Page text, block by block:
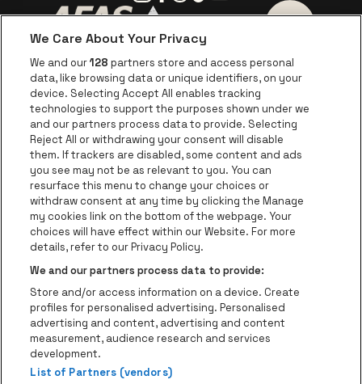
Ga naar
Ga naar de website van Europcar
Ga naar de
Ga naar de website van Coca-Cola
Ga naar de website van
Ga naar de
Ga naar de website van Champagne
Ga naar de website
Ga naar de website van Het
Ga naar de
AFAS Dome is een deel van be•at
AFAS Dome
Schijnpoortweg 119, 2170 Antwerpen
Be-At Venues
Schijnpoortweg 119, 2170 Antwerpen
BTW (BE) 0461.051.688 - RPR Antwerpen
BNP Paribas Fortis - IBAN: BE93 2200 4925 0067 - BIC:
GEBABEBB
We Care About Your Privacy
We and our128 partners store and access personal
data, like browsing data or unique identifiers, on your
device. Selecting Accept All enables tracking
technologies to support the purposes shown under we
and our partners process data to provide. Selecting
Reject All or withdrawing your consent will disable
them. If trackers are disabled, some content and ads
you see may not be as relevant to you. You can
resurface this menu to change your choices or
withdraw consent at any time by clicking the Manage
my cookies link on the bottom of the webpage. Your
choices will have effect within our Website. For more
details, refer to our Privacy Policy.
We and our partners process data to provide:
Store and/or access information on a device. Create
profiles for personalised advertising. Personalised
advertising and content, advertising and content
measurement, audience research and services
development.
List of Partners (vendors)